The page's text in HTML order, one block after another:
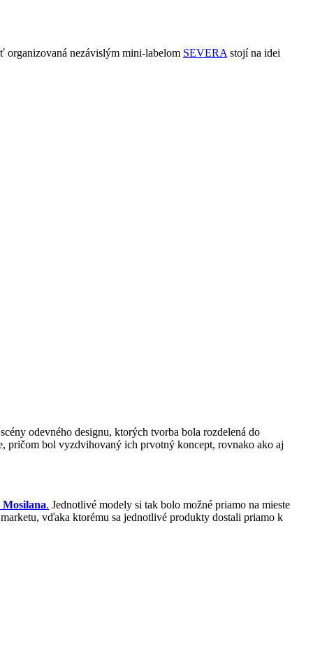
organizovaná nezávislým mini-labelom SEVERA stojí na idei
odevného designu, ktorých tvorba bola rozdelená do
pričom bol vyzdvihovaný ich prvotný koncept, rovnako ako aj
Mosilana. Jednotlivé modely si tak bolo možné priamo na mieste
vďaka ktorému sa jednotlivé produkty dostali priamo k